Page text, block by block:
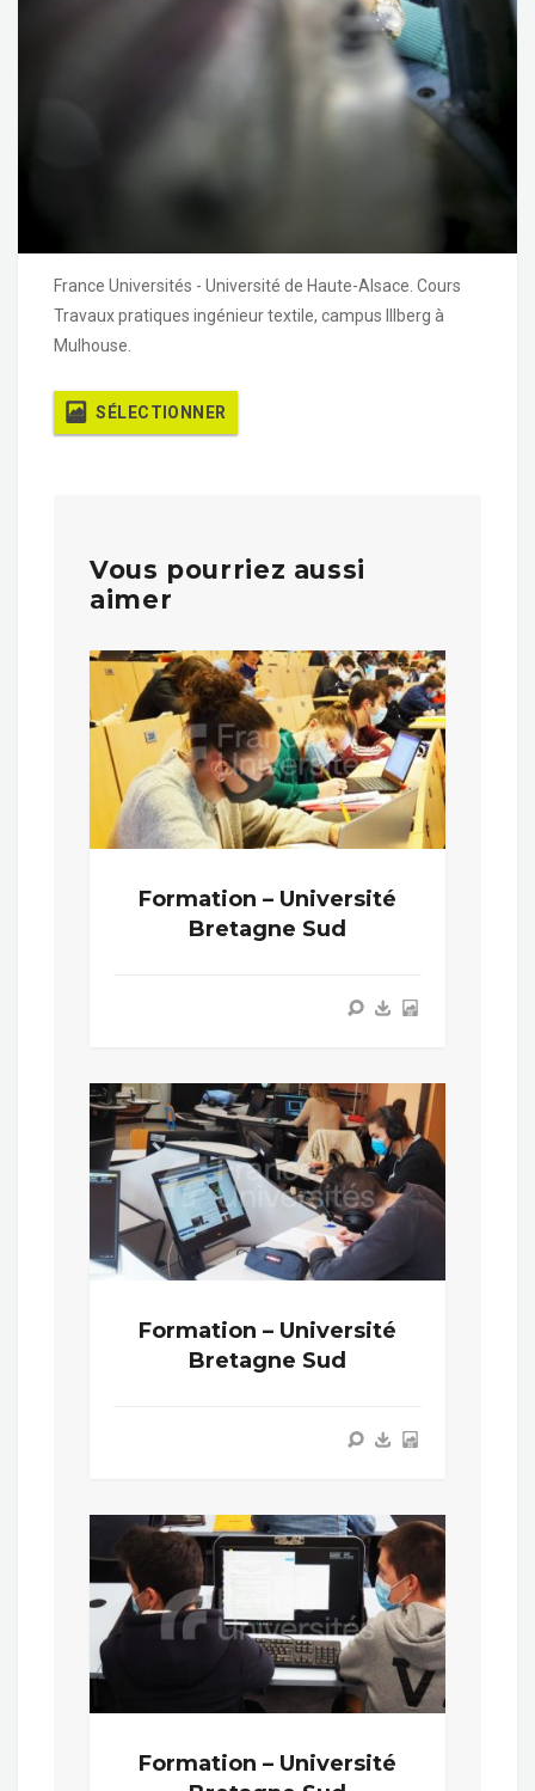
France Universités - Université de Haute-Alsace. Cours
Travaux pratiques ingénieur textile, campus Illberg à
Mulhouse.
SÉLECTIONNER
Vous pourriez aussi
aimer
Formation – Université
Bretagne Sud
Formation – Université
Bretagne Sud
Formation – Université